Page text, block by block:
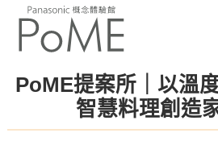
PoME提案所｜以溫
智慧料理創造